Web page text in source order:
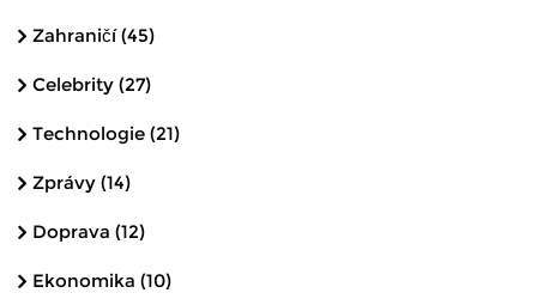
Zahraničí(45)
Celebrity (27)
Technologie (21)
Zprávy (14)
Doprava (12)
Ekonomika (10)